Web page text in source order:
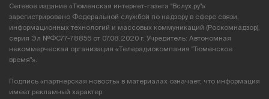
Сетевое издание «Тюменская интернет-газета "Вслух.ру"»
зарегистрировано Федеральной службой по надзору в сфере связи,
информационных технологий и массовых коммуникаций (Роскомнадзор),
серия Эл №ФС77-78856 от 07.08.2020 г. Учредитель: Автономная
некоммерческая организация «Телерадиокомпания "Тюменское
время"».
Подпись «партнерская новость» в материалах означает, что информация
имеет рекламный характер.